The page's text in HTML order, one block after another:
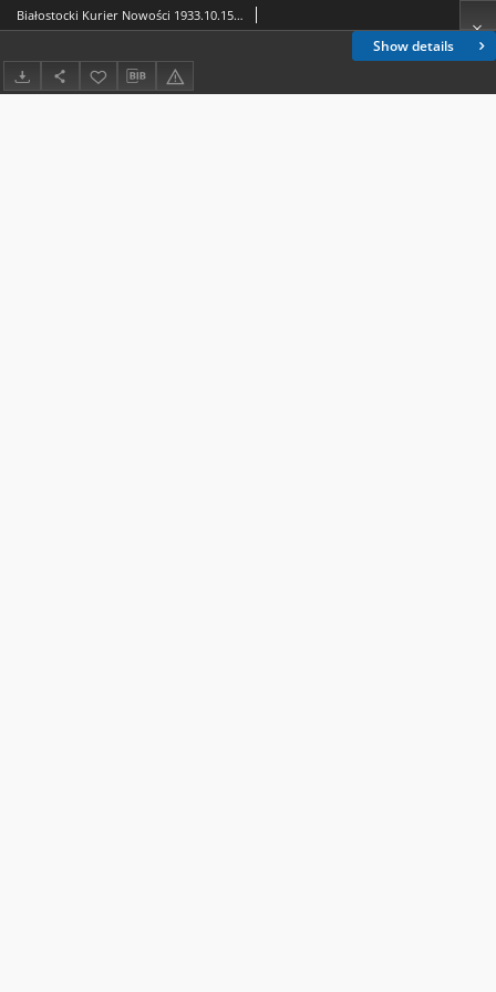
Show details
Białostocki Kurier Nowości 1933.10.15 R.1 nr 12